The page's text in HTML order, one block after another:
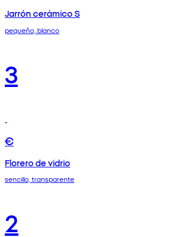
Jarrón cerámico S
pequeño, blanco
3
€
Florero de vidrio
sencillo, transparente
2